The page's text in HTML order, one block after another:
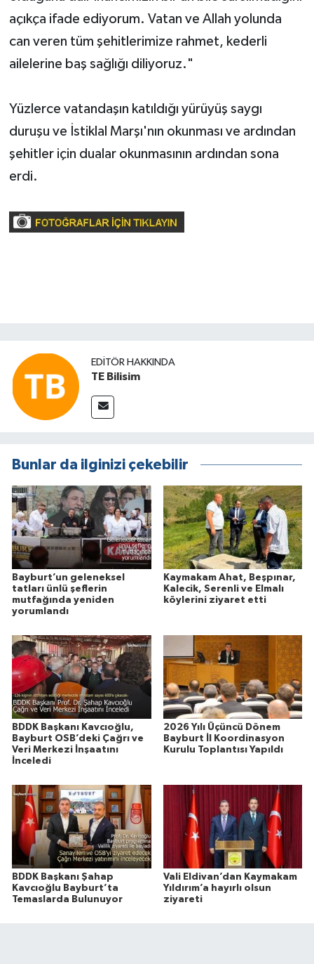
açıkça ifade ediyorum. Vatan ve Allah yolunda
can veren tüm şehitlerimize rahmet, kederli
ailelerine baş sağlığı diliyoruz."
Yüzlerce vatandaşın katıldığı yürüyüş saygı
duruşu ve İstiklal Marşı'nın okunması ve ardından
şehitler için dualar okunmasının ardından sona
erdi.
EDITÖR HAKKINDA
TE Bilisim
Bunlar da ilginizi çekebilir
Bayburt’un geleneksel
tatları ünlü şeflerin
mutfağında yeniden
yorumlandı
Kaymakam Ahat, Beşpınar,
Kalecik, Serenli ve Elmalı
köylerini ziyaret etti
BDDK Başkanı Kavcıoğlu,
Bayburt OSB’deki Çağrı ve
Veri Merkezi İnşaatını
İnceledi
2026 Yılı Üçüncü Dönem
Bayburt İl Koordinasyon
Kurulu Toplantısı Yapıldı
BDDK Başkanı Şahap
Kavcıoğlu Bayburt’ta
Temaslarda Bulunuyor
Vali Eldivan’dan Kaymakam
Yıldırım’a hayırlı olsun
ziyareti